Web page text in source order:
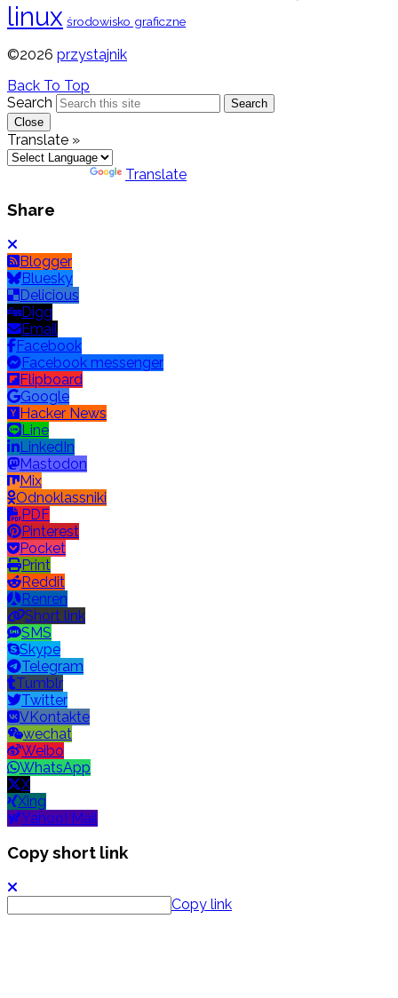
linux środowisko graficzne
©2026 przystajnik
Back To Top
Search
Search
Close
Translate »
Translate
Share
Blogger
Bluesky
Delicious
Digg
Email
Facebook
Facebook messenger
Flipboard
Google
Hacker News
Line
LinkedIn
Mastodon
Mix
Odnoklassniki
PDF
Pinterest
Pocket
Print
Reddit
Renren
Short link
SMS
Skype
Telegram
Tumblr
Twitter
VKontakte
wechat
Weibo
WhatsApp
X
Xing
Yahoo! Mail
Copy short link
Copy link